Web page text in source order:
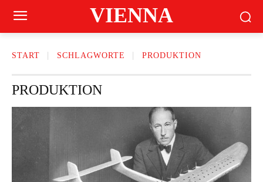
VIENNA
START SCHLAGWORTE PRODUKTION
PRODUKTION